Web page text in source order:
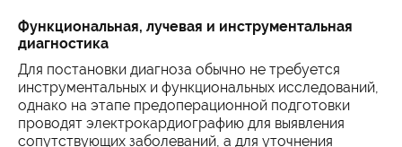
Функциональная, лучевая и инструментальная
диагностика
Для постановки диагноза обычно не требуется
инструментальных и функциональных исследований,
однако на этапе предоперационной подготовки
проводят электрокардиографию для выявления
сопутствующих заболеваний, а для уточнения